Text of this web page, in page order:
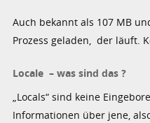
Auch bekannt als 107 MB
Prozess geladen, der läuft.
Locale – was sind das ?
„Locals“ sind keine
Informationen über jene,